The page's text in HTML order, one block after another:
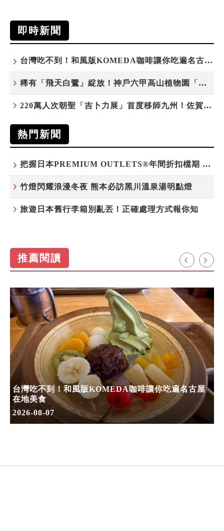
即時新聞
台灣吃不到！和風版KOMEDA咖啡讓你吃遍名古屋在地美食
稀有「飛天白鷺」綻放！神戶六甲高山植物園「鷺草」珍貴現身
220萬人次朝聖「吉卜力展」首度移師九州！佐賀站早鳥平日套票8/10搶先開賣
熱門新聞
把握日本PREMIUM OUTLETS®年間折扣檔期 越買越划算
竹燈閃耀浪漫冬夜 熊本必訪黑川溫泉湯明點燈
旅遊日本舊行李箱別亂丟！正確處理方式報你知
推薦閱讀
台灣吃不到！和風版KOMEDA咖啡讓你吃遍名古屋
在地美食
2026-08-07